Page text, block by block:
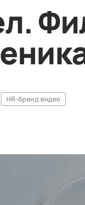
HR-бренд видео